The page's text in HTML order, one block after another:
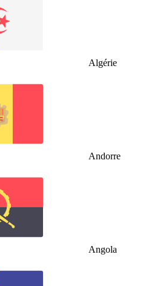
Algérie
Andorre
Angola